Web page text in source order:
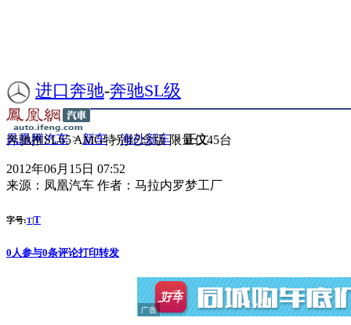
进口奔驰-奔驰SL级
凤凰网汽车>新车>海外新车> 正文
奔驰推SL65 AMG特别纪念版 限量仅45台
2012年06月15日 07:52
来源： 凤凰汽车 作者： 马拉内罗梦工厂
字号:T|T
0 人参与0条评论打印转发